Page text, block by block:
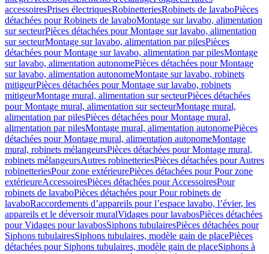
accessoiresPrises électriquesRobinetteriesRobinets de lavaboPièces
détachées pour Robinets de lavaboMontage sur lavabo, alimentation
sur secteurPièces détachées pour Montage sur lavabo, alimentation
sur secteurMontage sur lavabo, alimentation par pilesPièces
détachées pour Montage sur lavabo, alimentation par pilesMontage
sur lavabo, alimentation autonomePièces détachées pour Montage
sur lavabo, alimentation autonomeMontage sur lavabo, robinets
mitigeurPièces détachées pour Montage sur lavabo, robinets
mitigeurMontage mural, alimentation sur secteurPièces détachées
pour Montage mural, alimentation sur secteurMontage mural,
alimentation par pilesPièces détachées pour Montage mural,
alimentation par pilesMontage mural, alimentation autonomePièces
détachées pour Montage mural, alimentation autonomeMontage
mural, robinets mélangeursPièces détachées pour Montage mural,
robinets mélangeursAutres robinetteriesPièces détachées pour Autres
robinetteriesPour zone extérieurePièces détachées pour Pour zone
extérieureAccessoiresPièces détachées pour AccessoiresPour
robinets de lavaboPièces détachées pour Pour robinets de
lavaboRaccordements d’appareils pour l’espace lavabo, l’évier, les
appareils et le déversoir muralVidages pour lavabosPièces détachées
pour Vidages pour lavabosSiphons tubulairesPièces détachées pour
Siphons tubulairesSiphons tubulaires, modèle gain de placePièces
détachées pour Siphons tubulaires, modèle gain de placeSiphons à